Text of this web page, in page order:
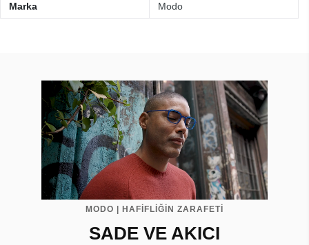
Marka Modo
MODO | HAFİFLİĞİN ZARAFETİ
SADE VE AKICI